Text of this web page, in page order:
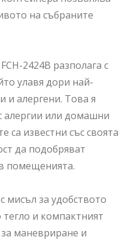
на събраните
2424B разполага с
улавя дори най-
и алергени. Това я
алергии или домашни
са известни със своята
да подобряват
помещенията.
мисъл за удобството
и компактният
маневриране и